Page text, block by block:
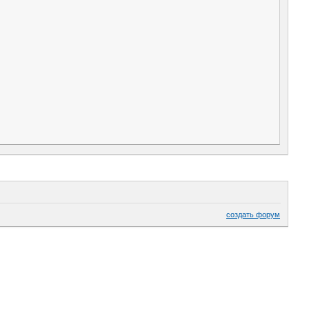
создать форум